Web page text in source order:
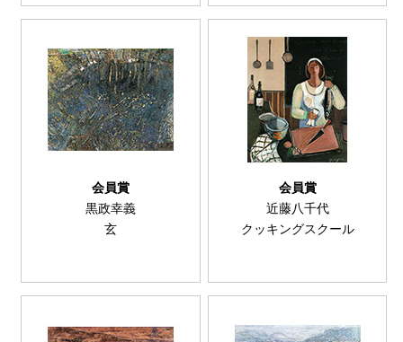
会員賞
黒政幸義
玄
会員賞
近藤八千代
クッキングスクール